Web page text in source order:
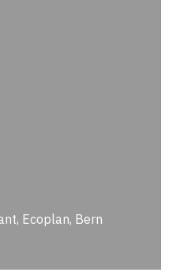
Ecoplan, Bern